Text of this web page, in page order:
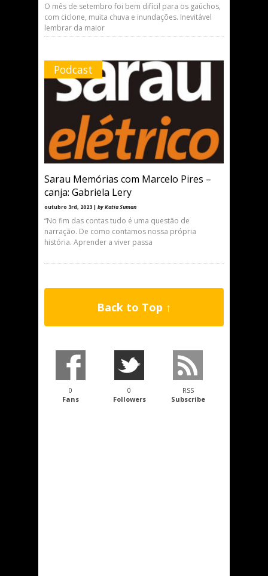
O mês de setembro foi bem difícil para os gaúchos,
com ciclone, muita chuva e inundações. Inevitável
lembrar da maior
Podcast
Sarau Memórias com Marcelo Pires –
canja: Gabriela Lery
outubro 3rd, 2023 | by Katia Suman
“No fim das contas tudo é uma questão de
narração. De como contamos nossa própria
história. Aprender a viver passa
Back to Top ↑
0
Fans
0
Followers
RSS
Subscribe